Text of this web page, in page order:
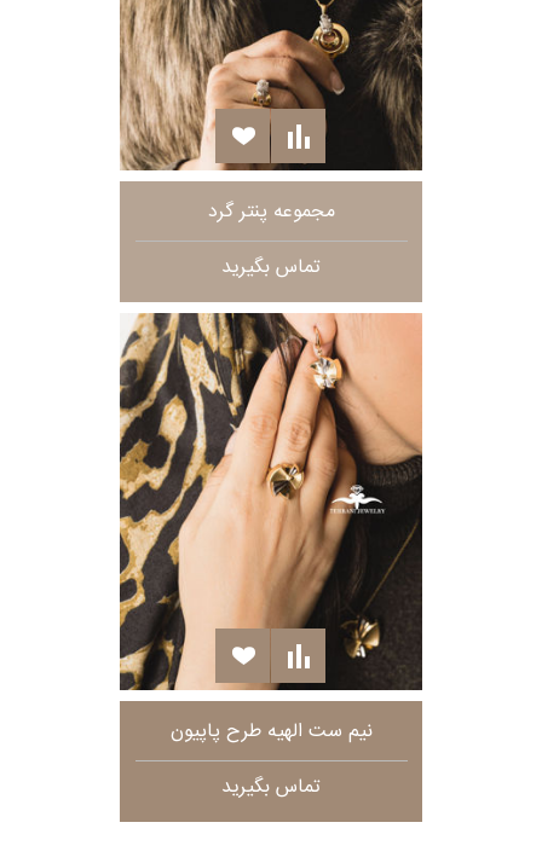
مجموعه پنتر گرد
تماس بگیرید
نیم ست الهیه طرح پاپیون
تماس بگیرید